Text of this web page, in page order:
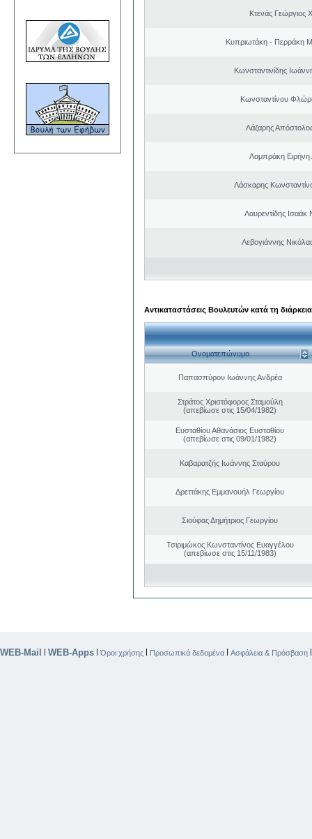
Κτενάς Γεώργιος
Κυπριωτάκη - Περράκη
Κωνσταντινίδης
Κωνσταντίνου
Λάζαρης
Λαμπράκη Ειρήνη
Λάσκαρης
Λαυρεντίδης Ισαάκ
Λεβογιάννης
Αντικαταστάσεις Βουλευτών κατά τη
Ονοματεπώνυμο
Παπασπύρου Ιωάννης Ανδρέα
Στράτος Χριστόφορος Σταμούλη
(απεβίωσε στις 15/04/1982)
Ευσταθίου Αθανάσιος Ευσταθίου
(απεβίωσε στις 09/01/1982)
Καβαρατζής Ιωάννης Σταύρου
Δρεττάκης Εμμανουήλ Γεωργίου
Σιούφας Δημήτριος Γεωργίου
Τσιριμώκος Κωνσταντίνος Ευαγγέλου
(απεβίωσε στις 15/11/1983)
WEB-Mail | WEB-Apps |Όροι χρήσης | Προσωπικά δεδομένα | Ασφάλεια & Πρόσβαση